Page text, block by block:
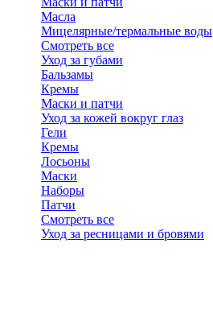
Масла
Мицелярные/термальные воды
Смотреть все
Уход за губами
Бальзамы
Кремы
Маски и патчи
Уход за кожей вокруг глаз
Гели
Кремы
Лосьоны
Маски
Наборы
Патчи
Смотреть все
Уход за ресницами и бровями